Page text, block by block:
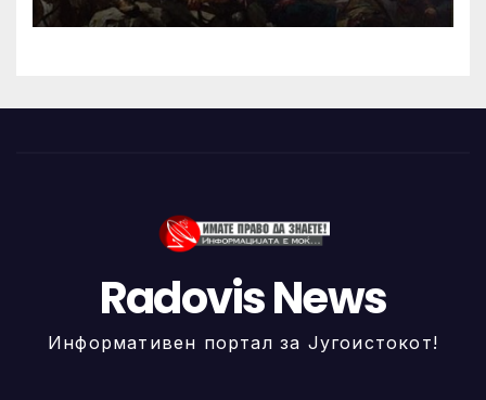
Radovis News
Информативен портал за Југоистокот!